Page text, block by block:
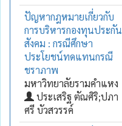
ปัญหากฎหมายเกี่ยวกับ
การบริหารกองทุนประกัน
สังคม : กรณีศึกษา
ประโยชน์ทดแทนกรณี
ชราภาพ
มหาวิทยาลัยรามคำแหง
ประเสริฐ ตัณศิริ;ปภา
ศรี บัวสวรรค์